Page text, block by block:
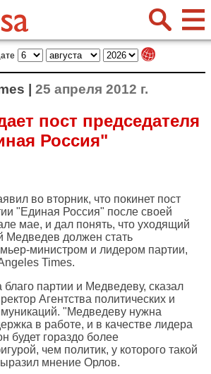
| 25 апреля 2012 г.
пост председателя
Россия"
во вторник, что покинет пост
"Единая Россия" после своей
мае, и дал понять, что уходящий
Медведев должен стать
министром и лидером партии,
Times.
благо партии и Медведеву, сказал
Агентства политических и
"Медведеву нужна
в работе, и в качестве лидера
будет гораздо более
чем политик, у которого такой
мнение Орлов.